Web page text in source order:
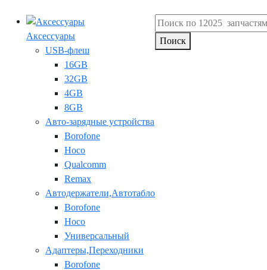
Аксессуары
USB-флеш
16GB
32GB
4GB
8GB
Авто-зарядные устройства
Borofone
Hoco
Qualcomm
Remax
Автодержатели,Автотабло
Borofone
Hoco
Универсальный
Адаптеры,Переходники
Borofone
Поиск